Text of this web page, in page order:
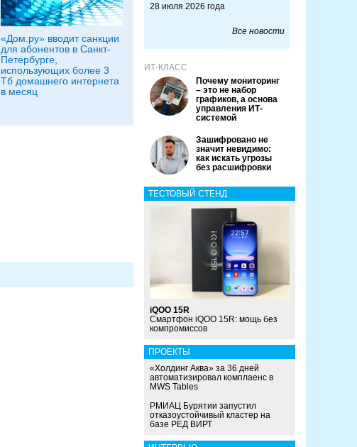
«Дом.ру» вводит санкции
для абонентов в Санкт-
Петербурге,
использующих более 3
Тб домашнего интернета
в месяц
28 июля 2026 года
Все новости
ИТ-КЛАСС
Почему мониторинг
– это не набор
графиков, а основа
управления ИТ-
системой
Зашифровано не
значит невидимо:
как искать угрозы
без расшифровки
ТЕСТОВЫЙ СТЕНД
iQOO 15R
Смартфон iQOO 15R: мощь без
компромиссов
ПРОЕКТЫ
«Холдинг Аква» за 36 дней
автоматизировал комплаенс в
MWS Tables
РМИАЦ Бурятии запустил
отказоустойчивый кластер на
базе РЕД ВИРТ